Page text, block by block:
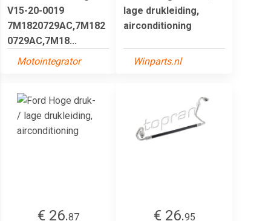
V15-20-0019
7M1820729AC,7M182
0729AC,7M18...
Motointegrator
lage drukleiding,
airconditioning
Winparts.nl
€ 26.87
€ 26.95